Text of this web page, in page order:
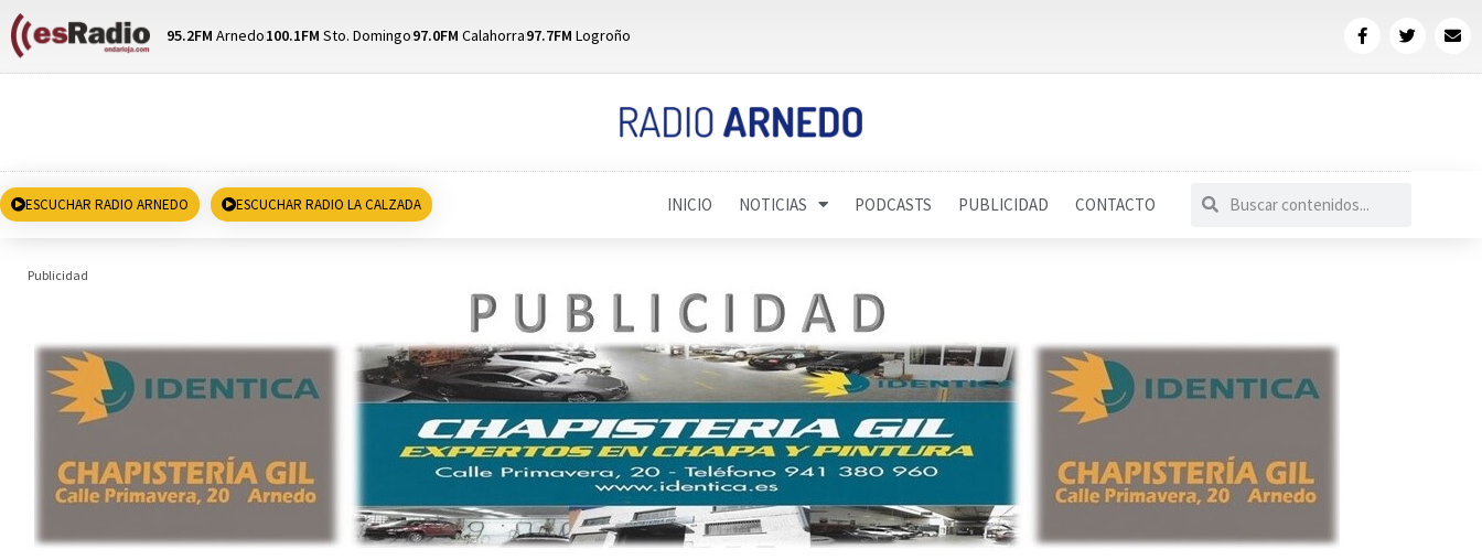
95.2FM Arnedo100.1FM Sto. Domingo97.0FM Calahorra97.7FM Logroño
ESCUCHAR RADIO ARNEDO ESCUCHAR RADIO LA CALZADA INICIO NOTICIAS PODCASTS PUBLICIDAD CONTACTO
Publicidad